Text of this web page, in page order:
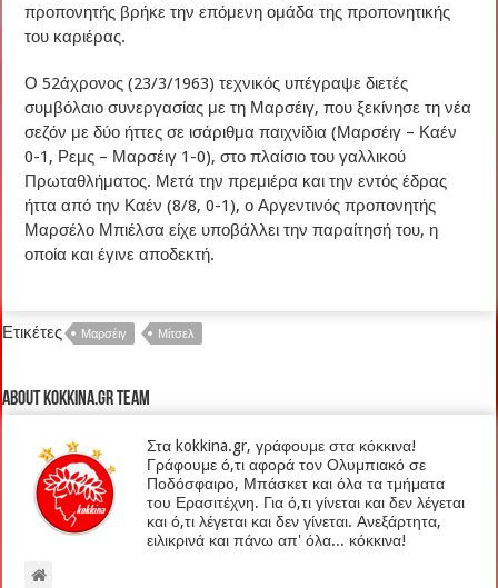
προπονητής βρήκε την επόμενη ομάδα της προπονητικής
του καριέρας.
Ο 52άχρονος (23/3/1963) τεχνικός υπέγραψε διετές
συμβόλαιο συνεργασίας με τη Μαρσέιγ, που ξεκίνησε τη νέα
σεζόν με δύο ήττες σε ισάριθμα παιχνίδια (Μαρσέιγ – Καέν
0-1, Ρεμς – Μαρσέιγ 1-0), στο πλαίσιο του γαλλικού
Πρωταθλήματος. Μετά την πρεμιέρα και την εντός έδρας
ήττα από την Καέν (8/8, 0-1), ο Αργεντινός προπονητής
Μαρσέλο Μπιέλσα είχε υποβάλλει την παραίτησή του, η
οποία και έγινε αποδεκτή.
Ετικέτες Μαρσέιγ Μίτσελ
About kokkina.gr TEAM
Στα kokkina.gr, γράφουμε στα κόκκινα!
Γράφουμε ό,τι αφορά τον Ολυμπιακό σε
Ποδόσφαιρο, Μπάσκετ και όλα τα τμήματα
του Ερασιτέχνη. Για ό,τι γίνεται και δεν λέγεται
και ό,τι λέγεται και δεν γίνεται. Ανεξάρτητα,
ειλικρινά και πάνω απ' όλα... κόκκινα!